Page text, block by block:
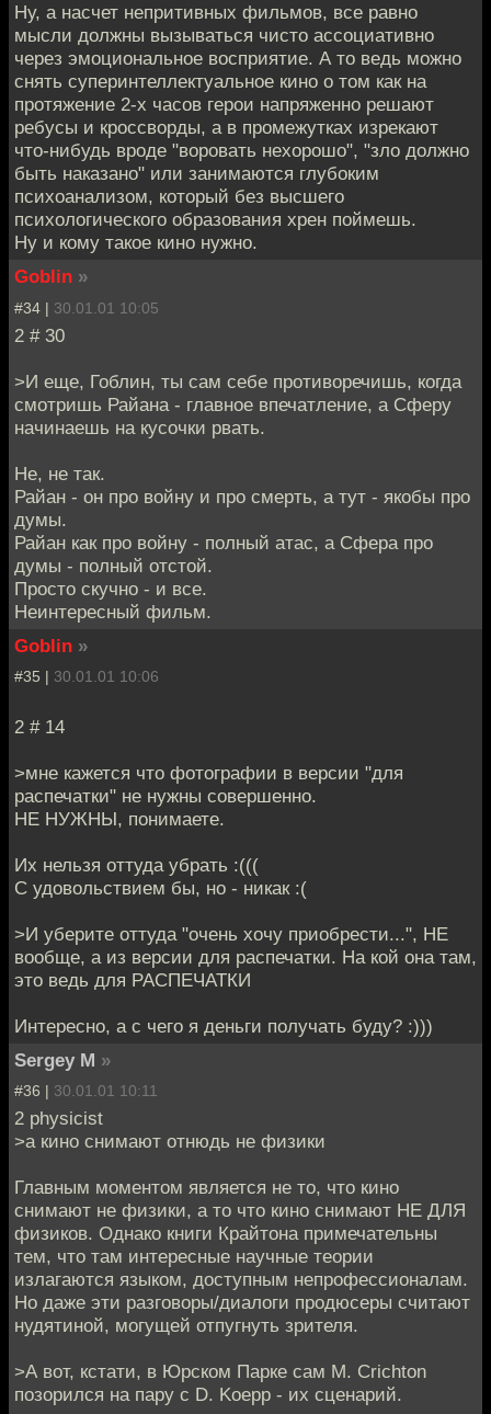
Ну, а насчет непритивных фильмов, все равно
мысли должны вызываться чисто ассоциативно
через эмоциональное восприятие. А то ведь можно
снять суперинтеллектуальное кино о том как на
протяжение 2-х часов герои напряженно решают
ребусы и кроссворды, а в промежутках изрекают
что-нибудь вроде "воровать нехорошо", "зло должно
быть наказано" или занимаются глубоким
психоанализом, который без высшего
психологического образования хрен поймешь.
Ну и кому такое кино нужно.
Goblin »
#34 | 30.01.01 10:05
2 # 30
>И еще, Гоблин, ты сам себе противоречишь, когда
смотришь Райана - главное впечатление, а Сферу
начинаешь на кусочки рвать.
Не, не так.
Райан - он про войну и про смерть, а тут - якобы про
думы.
Райан как про войну - полный атас, а Сфера про
думы - полный отстой.
Просто скучно - и все.
Неинтересный фильм.
Goblin »
#35 | 30.01.01 10:06
2 # 14
>мне кажется что фотографии в версии "для
распечатки" не нужны совершенно.
НЕ НУЖНЫ, понимаете.
Их нельзя оттуда убрать :(((
С удовольствием бы, но - никак :(
>И уберите оттуда "очень хочу приобрести...", НЕ
вообще, а из версии для распечатки. На кой она там,
это ведь для РАСПЕЧАТКИ
Интересно, а с чего я деньги получать буду? :)))
Sergey M »
#36 | 30.01.01 10:11
2 physicist
>а кино снимают отнюдь не физики
Главным моментом является не то, что кино
снимают не физики, а то что кино снимают НЕ ДЛЯ
физиков. Однако книги Крайтона примечательны
тем, что там интересные научные теории
излагаются языком, доступным непрофессионалам.
Но даже эти разговоры/диалоги продюсеры считают
нудятиной, могущей отпугнуть зрителя.
>А вот, кстати, в Юрском Парке сам M. Crichton
позорился на пару с D. Koepp - их сценарий.